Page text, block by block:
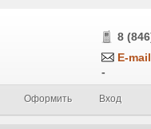
8
E-
-
Оформить Вход